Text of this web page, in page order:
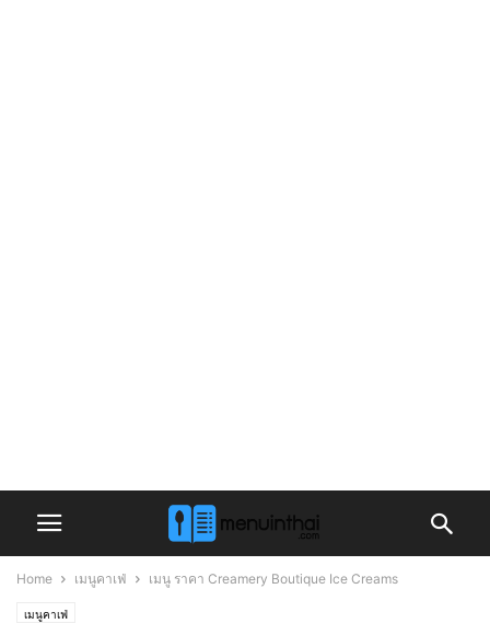
Home เมนูคาเฟ่ เมนู ราคา Creamery Boutique Ice Creams
เมนูคาเฟ่